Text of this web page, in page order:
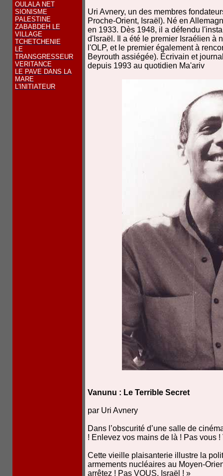
OULALA NET
SIONISME
PALESTINE
ZABABDEH LE
VILLAGE
TCHETCHENIE
LE
TRANSGRESSEUR
VERITANCE
LE PAVE DANS LA
MARE
L'INITIATEUR
Uri Avnery, un des membres
Proche-Orient, Israël). Né en
en 1933. Dès 1948, il a défendu
d'Israël. Il a été le premier Israélien à
l'OLP, et le premier également à
Beyrouth assiégée). Écrivain et
depuis 1993 au quotidien Ma'ariv
Vanunu : Le Terrible Secret
par Uri Avnery
Dans l’obscurité d’une salle de
! Enlevez vos mains de là ! Pas vous
Cette vieille plaisanterie illustre la
armements nucléaires au Moyen-
arrêtez ! Pas VOUS, Israël ! »